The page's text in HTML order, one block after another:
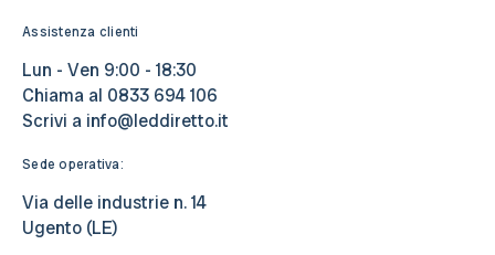
Assistenza clienti
Lun - Ven 9:00 - 18:30
Chiama al 0833 694 106
Scrivi a info@leddiretto.it
Sede operativa:
Via delle industrie n. 14
Ugento (LE)